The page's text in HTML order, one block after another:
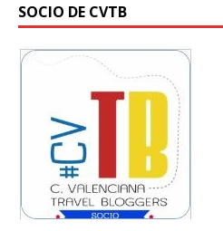
SOCIO DE CVTB